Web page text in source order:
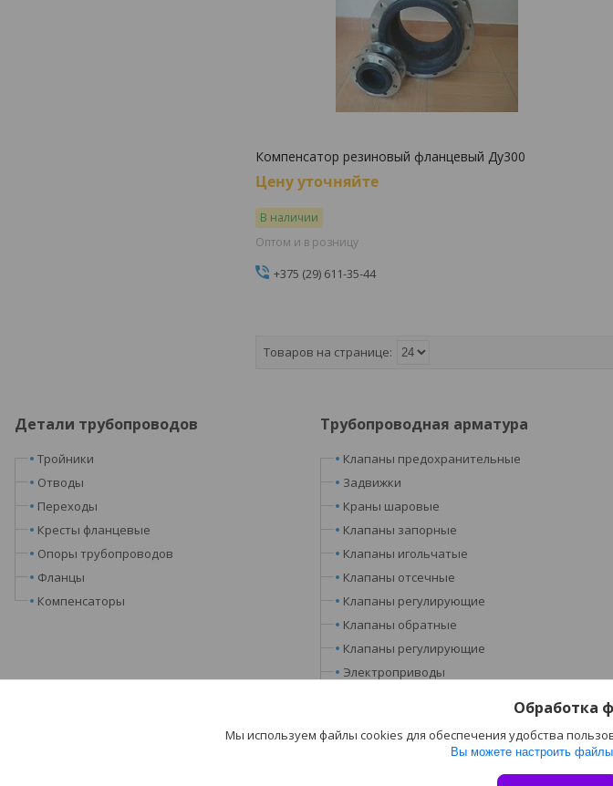
Компенсатор резиновый фланцевый Ду300
Цену уточняйте
В наличии
Оптом и в розницу
+375 (29) 611-35-44
Детали трубопроводов
Тройники
Отводы
Переходы
Кресты фланцевые
Опоры трубопроводов
Фланцы
Компенсаторы
Трубопроводная арматура
Клапаны предохранительные
Задвижки
Краны шаровые
Клапаны запорные
Клапаны игольчатые
Клапаны отсечные
Клапаны регулирующие
Клапаны обратные
Клапаны регулирующие
Электроприводы
Фильтры, грязевики
Обработка
Мы используем файлы cookies для обеспечения удобства
Вы можете настроить